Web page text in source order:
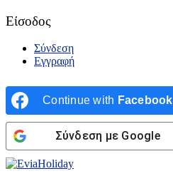
Είσοδος
Σύνδεση
Εγγραφή
Continue with Facebook
Σύνδεση με Google